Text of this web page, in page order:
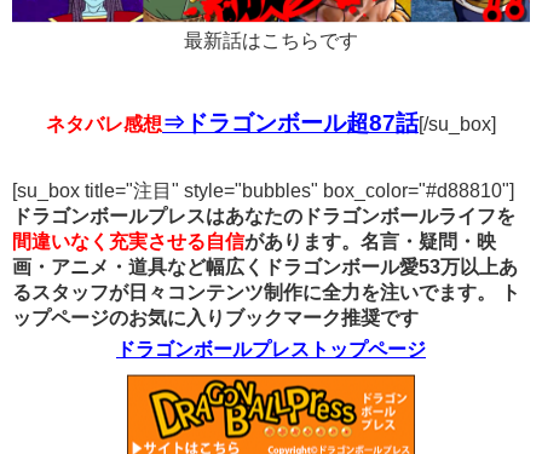
最新話はこちらです
ネタバレ感想⇒ドラゴンボール超87話[/su_box]
[su_box title="注目" style="bubbles" box_color="#d88810"]
ドラゴンボールプレスはあなたのドラゴンボールライフを
間違いなく充実させる自信があります。名言・疑問・映
画・アニメ・道具など幅広くドラゴンボール愛53万以上あ
るスタッフが日々コンテンツ制作に全力を注いでます。
ト
ップページのお気に入りブックマーク推奨です
ドラゴンボールプレストップページ